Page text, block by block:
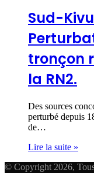
Sud-
tronçon
la RN2.
Des sources
perturbé depuis
de…
Lire la suite »
© Copyright 2026,